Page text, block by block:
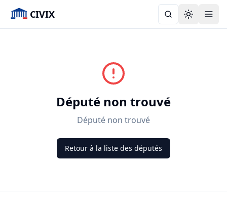
CIVIX Toggle
Député non trouvé
Député non trouvé
Retour à la liste des députés